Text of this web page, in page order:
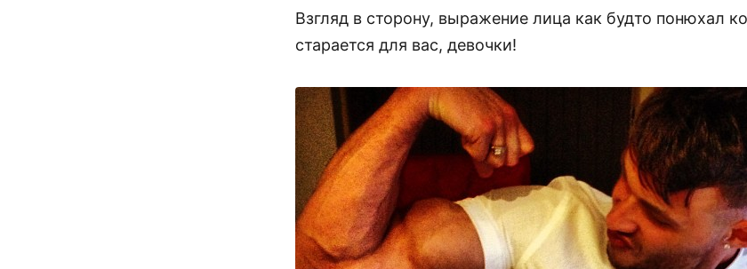
Взгляд в сторону, выражение лица как будто понюхал
старается для вас, девочки!